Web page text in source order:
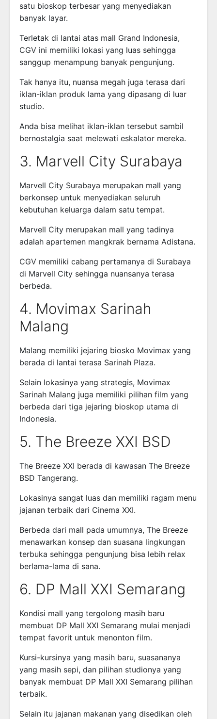
satu bioskop terbesar yang menyediakan
banyak layar.
Terletak di lantai atas mall Grand Indonesia,
CGV ini memiliki lokasi yang luas sehingga
sanggup menampung banyak pengunjung.
Tak hanya itu, nuansa megah juga terasa dari
iklan-iklan produk lama yang dipasang di luar
studio.
Anda bisa melihat iklan-iklan tersebut sambil
bernostalgia saat melewati eskalator mereka.
3. Marvell City Surabaya
Marvell City Surabaya merupakan mall yang
berkonsep untuk menyediakan seluruh
kebutuhan keluarga dalam satu tempat.
Marvell City merupakan mall yang tadinya
adalah apartemen mangkrak bernama Adistana.
CGV memiliki cabang pertamanya di Surabaya
di Marvell City sehingga nuansanya terasa
berbeda.
4. Movimax Sarinah
Malang
Malang memiliki jejaring biosko Movimax yang
berada di lantai terasa Sarinah Plaza.
Selain lokasinya yang strategis, Movimax
Sarinah Malang juga memiliki pilihan film yang
berbeda dari tiga jejaring bioskop utama di
Indonesia.
5. The Breeze XXI BSD
The Breeze XXI berada di kawasan The Breeze
BSD Tangerang.
Lokasinya sangat luas dan memiliki ragam menu
jajanan terbaik dari Cinema XXI.
Berbeda dari mall pada umumnya, The Breeze
menawarkan konsep dan suasana lingkungan
terbuka sehingga pengunjung bisa lebih relax
berlama-lama di sana.
6. DP Mall XXI Semarang
Kondisi mall yang tergolong masih baru
membuat DP Mall XXI Semarang mulai menjadi
tempat favorit untuk menonton film.
Kursi-kursinya yang masih baru, suasananya
yang masih sepi, dan pilihan studionya yang
banyak membuat DP Mall XXI Semarang pilihan
terbaik.
Selain itu jajanan makanan yang disedikan oleh